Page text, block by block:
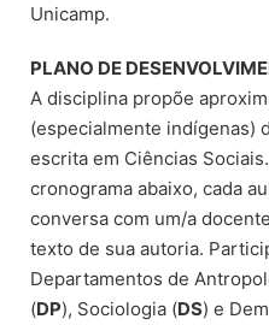
Unicamp.
PLANO DE
A disciplina propõe
(especialmente indígenas)
escrita em Ciências
cronograma abaixo, cada
conversa com um/a
texto de sua autoria.
Departamentos de
(DP), Sociologia (DS) e